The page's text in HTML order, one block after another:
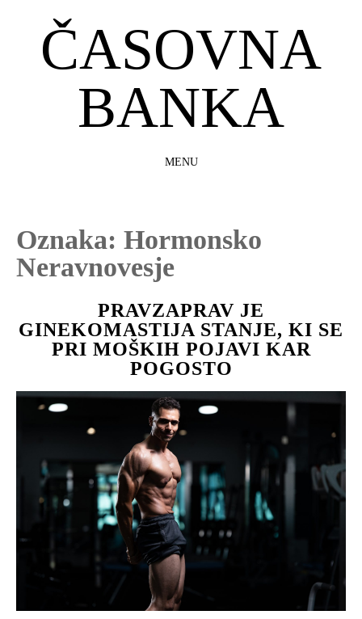
ČASOVNA
BANKA
MENU
CONTENT
Oznaka: Hormonsko
Neravnovesje
PRAVZAPRAV JE
GINEKOMASTIJA STANJE, KI SE
PRI MOŠKIH POJAVI KAR
POGOSTO